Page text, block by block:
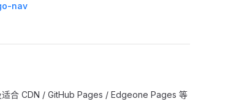
nav
合 CDN / GitHub Pages / Edgeone Pages 等